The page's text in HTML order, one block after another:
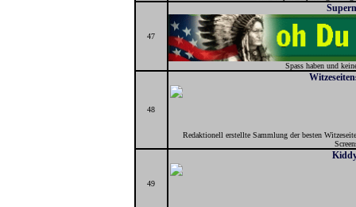
47
Spass haben und
48
Redaktionell erstellte Sammlung der besten
49